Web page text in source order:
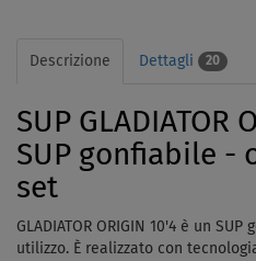
Descrizione Dettagli 20
SUP GLADIATOR
SUP gonfiabile -
set
GLADIATOR ORIGIN 10'4 è un
utilizzo. È realizzato con